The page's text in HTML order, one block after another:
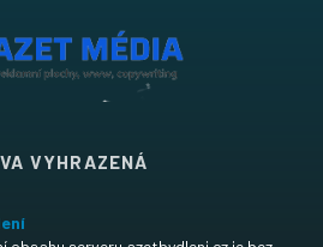
VYHRAZENÁ